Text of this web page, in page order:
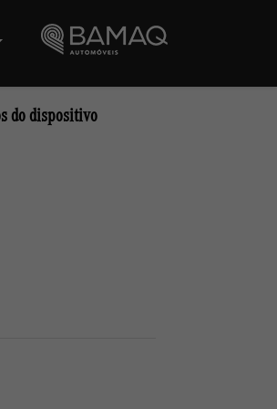
do dispositivo